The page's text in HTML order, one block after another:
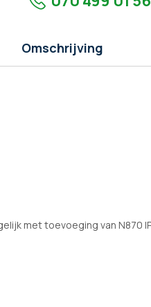
Omschrijving
met toevoeging van N870 IP